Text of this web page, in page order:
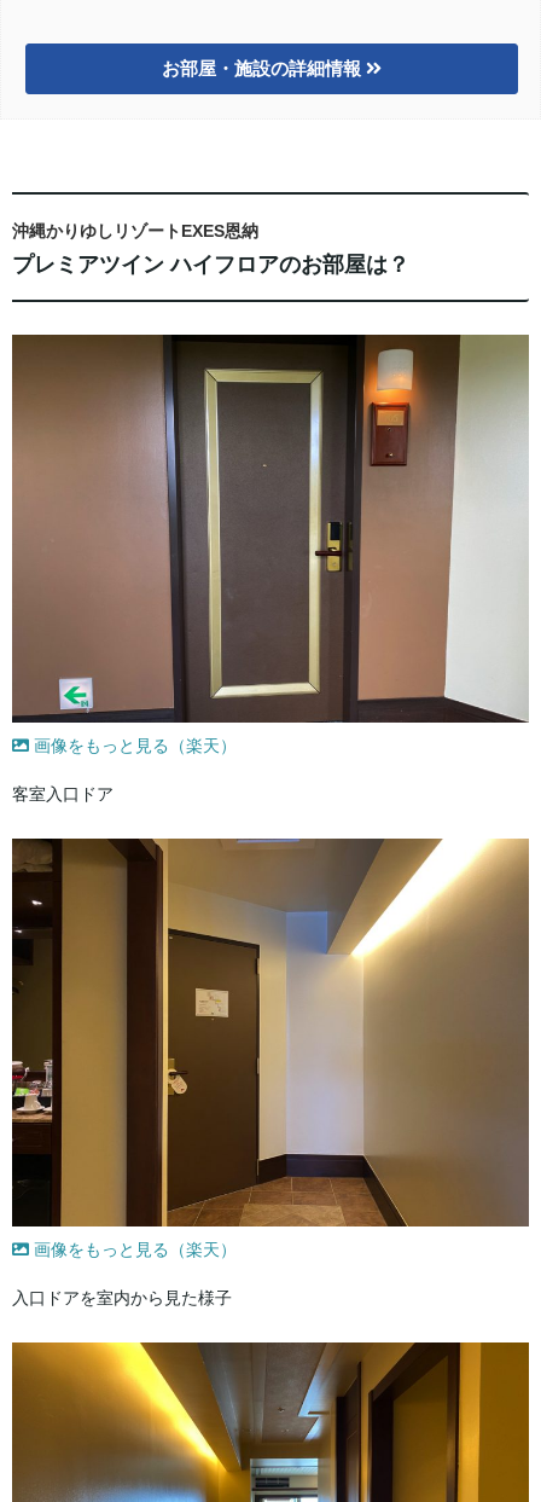
お部屋・施設の詳細情報
沖縄かりゆしリゾートEXES恩納
プレミアツイン ハイフロアのお部屋は？
画像をもっと見る（楽天）
客室入口ドア
画像をもっと見る（楽天）
入口ドアを室内から見た様子